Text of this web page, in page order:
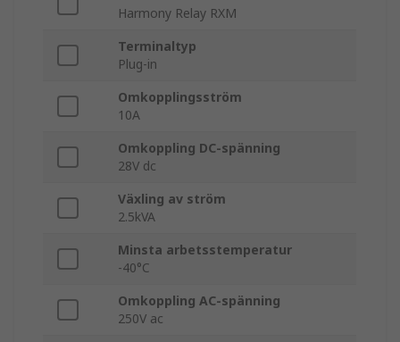
Harmony Relay RXM
Terminaltyp
Plug-in
Omkopplingsström
10A
Omkoppling DC-spänning
28V dc
Växling av ström
2.5kVA
Minsta arbetsstemperatur
-40°C
Omkoppling AC-spänning
250V ac